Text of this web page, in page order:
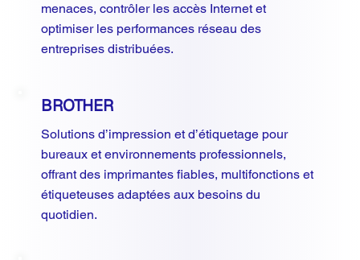
menaces, contrôler les accès Internet et
optimiser les performances réseau des
entreprises distribuées.
BROTHER
Solutions d’impression et d’étiquetage pour
bureaux et environnements professionnels,
offrant des imprimantes fiables, multifonctions et
étiqueteuses adaptées aux besoins du
quotidien.